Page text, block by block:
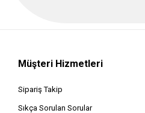
Müşteri Hizmetleri
Sipariş Takip
Sıkça Sorulan Sorular